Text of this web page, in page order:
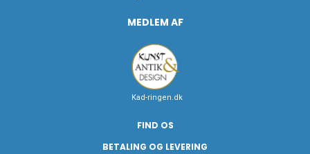
MEDLEM AF
Kad-ringen.dk
FIND OS
BETALING OG LEVERING